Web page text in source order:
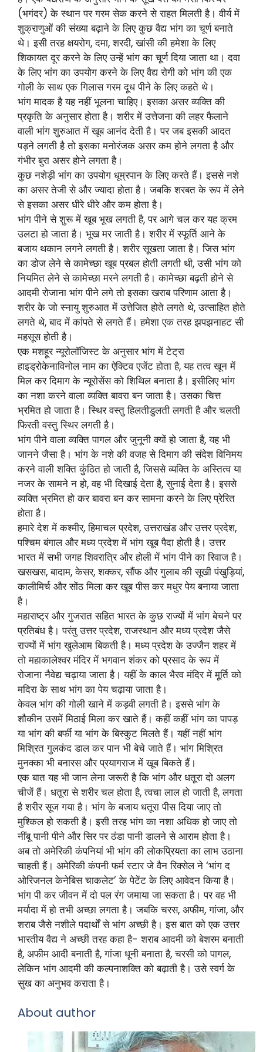
(भगंदर) के स्थान पर गरम सेक करने से राहत मिलती है। वीर्य में
शुक्राणुओं की संख्या बढ़ाने के लिए कुछ वैद्य भांग का चूर्ण बनाते
थे। इसी तरह क्षयरोग, दमा, शरदी, खांसी की हमेशा के लिए
शिकायत दूर करने के लिए उन्हें भांग का चूर्ण दिया जाता था। दवा
के लिए भांग का उपयोग करने के लिए वैद्य रोगी को भांग की एक
गोली के साथ एक गिलास गरम दूध पीने के लिए कहते थे।
भांग मादक है यह नहीं भूलना चाहिए। इसका असर व्यक्ति की
प्रकृति के अनुसार होता है। शरीर में उत्तेजना की लहर फैलाने
वाली भांग शुरुआत में खूब आनंद देती है। पर जब इसकी आदत
पड़ने लगती है तो इसका मनोरंजक असर कम होने लगता है और
गंभीर बुरा असर होने लगता है।
कुछ नशेड़ी भांग का उपयोग धूम्रपान के लिए करते हैं। इससे नशे
का असर तेजी से और ज्यादा होता है। जबकि शरबत के रूप में लेने
से इसका असर धीरे धीरे और कम होता है।
भांग पीने से शुरू में खूब भूख लगती है, पर आगे चल कर यह क्रम
उलटा हो जाता है। भूख मर जाती है। शरीर में स्फूर्ति आने के
बजाय थकान लगने लगती है। शरीर सूखता जाता है। जिस भांग
का डोज लेने से कामेच्छा खूब प्रबल होती लगती थी, उसी भांग को
नियमित लेने से कामेच्छा मरने लगती है। कामेच्छा बढ़ती होने से
आदमी रोजाना भांग पीने लगे तो इसका खराब परिणाम आता है।
शरीर के जो स्नायु शुरुआत में उत्तेजित होते लगते थे, उत्साहित होते
लगते थे, बाद में कांपते से लगते हैं। हमेशा एक तरह झपझनाहट सी
महसूस होती है।
एक मशहूर न्यूरोलाॅजिस्ट के अनुसार भांग में टेट्रा
हाइड्रोकेनाविनोल नाम का ऐक्टिव एजेंट होता है, यह तत्व खून में
मिल कर दिमाग के न्यूरोसेंस को शिथिल बनाता है। इसीलिए भांग
का नशा करने वाला व्यक्ति बावरा बन जाता है। उसका चित्त
भ्रमित हो जाता है। स्थिर वस्तु हिलतीडुलती लगती है और चलती
फिरती वस्तु स्थिर लगती है।
भांग पीने वाला व्यक्ति पागल और जुनूनी क्यों हो जाता है, यह भी
जानने जैसा है। भांग के नशे की वजह से दिमाग की संदेश विनिमय
करने वाली शक्ति कुंठित हो जाती है, जिससे व्यक्ति के अस्तित्व या
नजर के सामने न हो, वह भी दिखाई देता है, सुनाई देता है। इससे
व्यक्ति भ्रमित हो कर बावरा बन कर सामना करने के लिए प्रेरित
होता है।
हमारे देश में कश्मीर, हिमाचल प्रदेश, उत्तराखंड और उत्तर प्रदेश,
पश्चिम बंगाल और मध्य प्रदेश में भांग खूब पैदा होती है। उत्तर
भारत में सभी जगह शिवरात्रि और होली में भांग पीने का रिवाज है।
खसखस, बादाम, केसर, शक्कर, सौंफ और गुलाब की सूखी पंखुड़ियां,
कालीमिर्च और सोंठ मिला कर खूब पीस कर मधुर पेय बनाया जाता
है।
महाराष्ट्र और गुजरात सहित भारत के कुछ राज्यों में भांग बेचने पर
प्रतिबंध है। परंतु उत्तर प्रदेश, राजस्थान और मध्य प्रदेश जैसे
राज्यों में भांग खुलेआम बिकती है। मध्य प्रदेश के उज्जैन शहर में
तो महाकालेश्वर मंदिर में भगवान शंकर को प्रसाद के रूप में
रोजाना नैवेद्य चढ़ाया जाता है। यहीं के काल भैरव मंदिर में मूर्ति को
मदिरा के साथ भांग का पेय चढ़ाया जाता है।
केवल भांग की गोली खाने में कड़वी लगती है। इससे भांग के
शौकीन उसमें मिठाई मिला कर खाते हैं। कहीं कहीं भांग का पापड़
या भांग की बर्फी या भांग के बिस्कुट मिलते हैं। यहीं नहीं भांग
मिश्रित गुलकंद डाल कर पान भी बेचे जाते हैं। भांग मिश्रित
मुनक्का भी बनारस और प्रयागराज में खूब बिकते हैं।
एक बात यह भी जान लेना जरूरी है कि भांग और धतूरा दो अलग
चीजें हैं। धतूरा से शरीर चल होता है, त्वचा लाल हो जाती है, लगता
है शरीर सूज गया है। भांग के बजाय धतूरा पीस दिया जाए तो
मुश्किल हो सकती है। इसी तरह भांग का नशा अधिक हो जाए तो
नींबू पानी पीने और सिर पर ठंडा पानी डालने से आराम होता है।
अब तो अमेरिकी कंपनियां भी भांग की लोकप्रियता का लाभ उठाना
चाहती हैं। अमेरिकी कंपनी फर्म स्टार जे वैन रिक्सेल ने ‘भांग द
ओरिजनल केनेबिस चाकलेट’ के पेटेंट के लिए आवेदन किया है।
भांग पी कर जीवन में दो पल रंग जमाया जा सकता है। पर वह भी
मर्यादा में हो तभी अच्छा लगता है। जबकि चरस, अफीम, गांजा, और
शराब जैसे नशीले पदार्थों से भांग अच्छी है। इस बात को एक उत्तर
भारतीय वैद्य ने अच्छी तरह कहा है- शराब आदमी को बेशरम बनाती
है, अफीम आदी बनाती है, गांजा धूनी बनाता है, चरसी को पागल,
लेकिन भांग आदमी की कल्पनाशक्ति को बढ़ाती है। उसे स्वर्ग के
सुख का अनुभव कराता है।
About author